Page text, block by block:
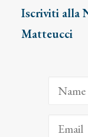
Iscriviti alla
Matteucci